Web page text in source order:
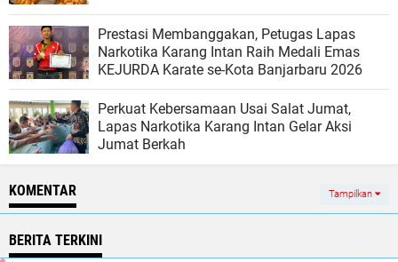
Prestasi Membanggakan, Petugas Lapas
Narkotika Karang Intan Raih Medali Emas
KEJURDA Karate se-Kota Banjarbaru 2026
Perkuat Kebersamaan Usai Salat Jumat,
Lapas Narkotika Karang Intan Gelar Aksi
Jumat Berkah
KOMENTAR Tampilkan
BERITA TERKINI